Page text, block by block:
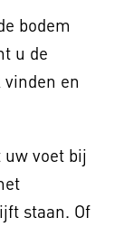
bodem
u de
en
uw voet bij
staan. Of